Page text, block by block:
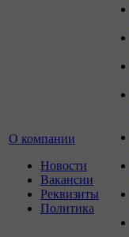
О компании
Новости
Вакансии
Реквизиты
Политика